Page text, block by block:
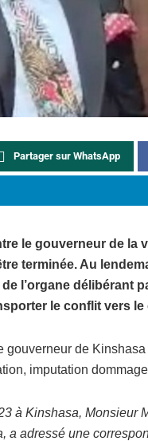
Partager sur WhatsApp
le gouverneur de la
terminée. Au
l’organe délibérant
le conflit vers
gouverneur de
imputation
à Kinshasa, Monsieur
a adressé une